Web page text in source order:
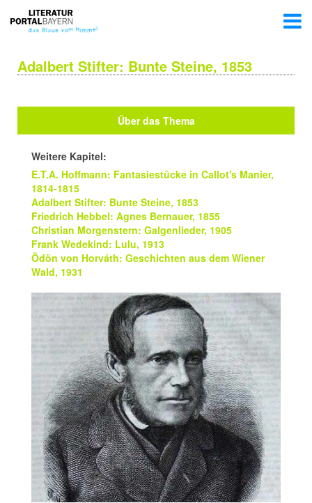
Adalbert Stifter: Bunte Steine, 1853
Über das Thema
Weitere Kapitel:
E.T.A. Hoffmann: Fantasiestücke in Callot's Manier,
1814-1815
Adalbert Stifter: Bunte Steine, 1853
Friedrich Hebbel: Agnes Bernauer, 1855
Christian Morgenstern: Galgenlieder, 1905
Frank Wedekind: Lulu, 1913
Ödön von Horváth: Geschichten aus dem Wiener
Wald, 1931